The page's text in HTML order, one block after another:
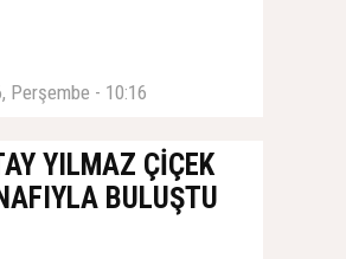
Perşembe - 10:16
YILMAZ ÇİÇEK
BULUŞTU